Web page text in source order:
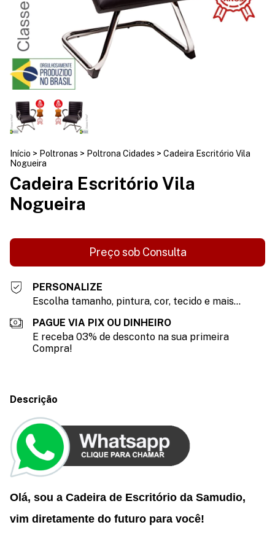
Início > Poltronas > Poltrona Cidades > Cadeira Escritório Vila
Nogueira
Cadeira Escritório Vila
Nogueira
PERSONALIZE
Escolha tamanho, pintura, cor, tecido e mais...
PAGUE VIA PIX OU DINHEIRO
E receba 03% de desconto na sua primeira
Compra!
Descrição
Olá, sou a Cadeira de Escritório da Samudio,
vim diretamente do futuro para você!